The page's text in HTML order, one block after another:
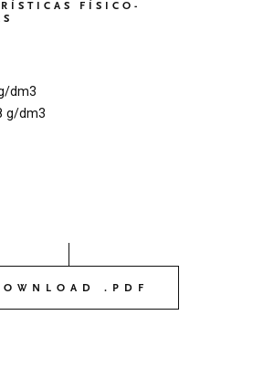
FÍSICO-
dm3
g/dm3
.PDF